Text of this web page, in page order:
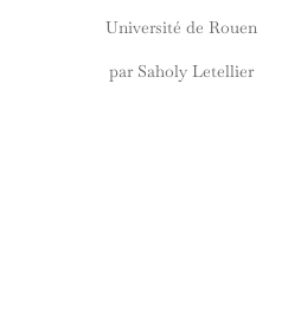
Université de Rouen
par Saholy Letellier